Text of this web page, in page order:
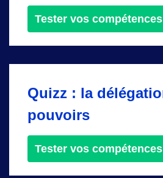
Tester vos compétences
Quizz : la
pouvoirs
Tester vos compétences